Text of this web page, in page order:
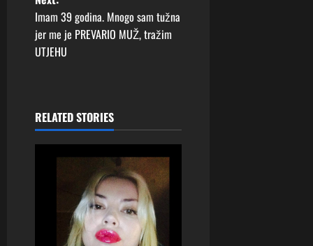
t
n
v
i
Imam 39 godina. Mnogo sam tužna
jer me je PREVARIO MUŽ, tražim
UTJEHU
RELATED STORIES